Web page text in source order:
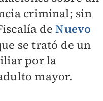
criminal; sin
deNuevo
se trató de un
por la
mayor.